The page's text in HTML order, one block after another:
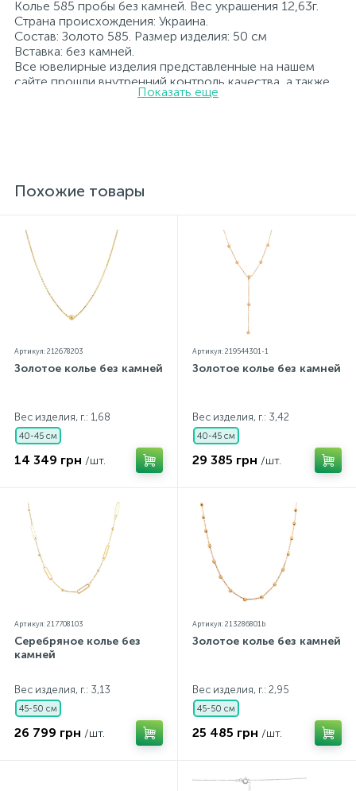
Колье 585 пробы без камней. Вес украшения 12,63г.
Страна происхождения: Украина.
Состав: Золото 585. Размер изделия: 50 см
Вставка: без камней.
Все ювелирные изделия представленные на нашем
сайте прошли внутренний контроль качества, а также
контроль государственной пробирной службой
особенностей цветопередачи экрана
Показать еще
Похожие товары
Артикул: 212678203
Золотое колье без камней
Вес изделия, г.: 1,68
40-45 см
14 349 грн /шт.
Артикул: 219544301-1
Золотое колье без камней
Вес изделия, г.: 3,42
40-45 см
29 385 грн /шт.
Артикул: 217708103
Серебряное колье без
камней
Вес изделия, г.: 3,13
45-50 см
26 799 грн /шт.
Артикул: 213286801b
Золотое колье без камней
Вес изделия, г.: 2,95
45-50 см
25 485 грн /шт.